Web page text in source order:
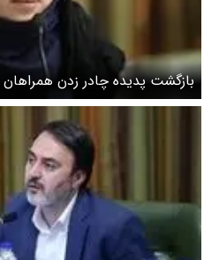
بازگشت پدیده چادر زدن همراهان
بیمارستان‌ها